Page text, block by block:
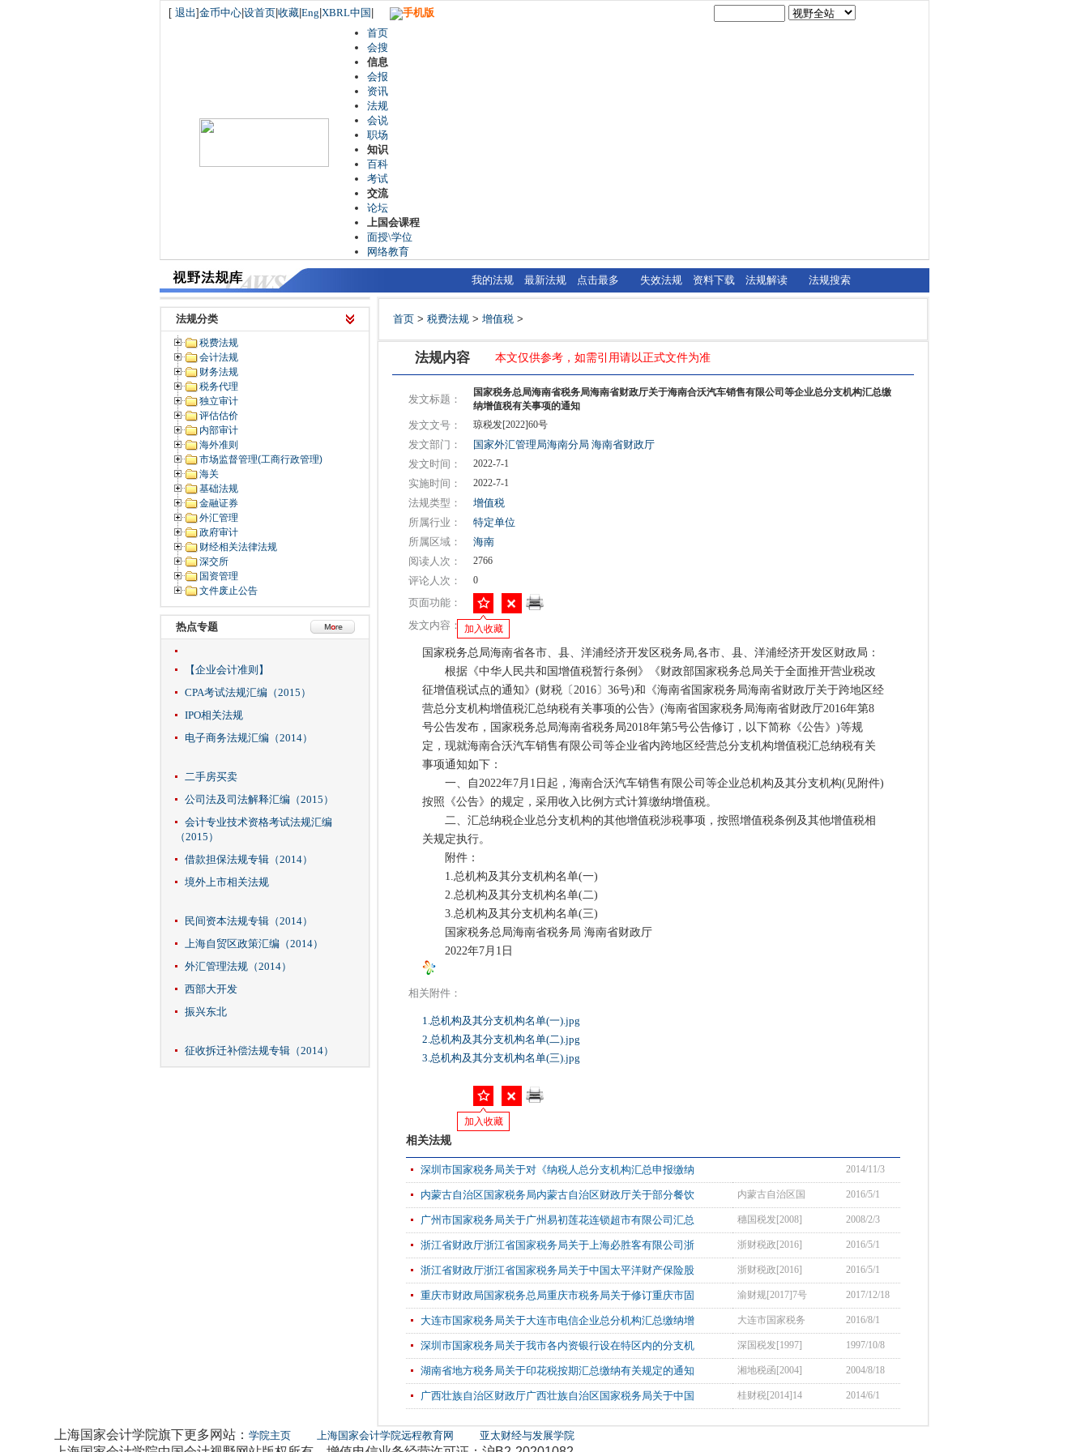
[ 退出]金币中心 设首页 收藏 Eng XBRL中国
手机版
首页
会搜
信息
会报
资讯
法规
会说
职场
知识
百科
考试
交流
论坛
上国会课程
面授\学位
网络教育
我的法规 最新法规 点击最多 失效法规 资料下载 法规解读 法规搜索
法规分类
税费法规
会计法规
财务法规
税务代理
独立审计
评估估价
内部审计
海外准则
市场监督管理(工商行政管理)
海关
基础法规
金融证券
外汇管理
政府审计
财经相关法律法规
深交所
国资管理
文件废止公告
热点专题
【企业会计准则】
CPA考试法规汇编（2015）
IPO相关法规
电子商务法规汇编（2014）
二手房买卖
公司法及司法解释汇编（2015）
会计专业技术资格考试法规汇编
（2015）
借款担保法规专辑（2014）
境外上市相关法规
民间资本法规专辑（2014）
上海自贸区政策汇编（2014）
外汇管理法规（2014）
西部大开发
振兴东北
征收拆迁补偿法规专辑（2014）
首页 > 税费法规 > 增值税 >
法规内容 本文仅供参考，如需引用请以正式文件为准
发文标题：
国家税务总局海南省税务局海南省财政厅关于海南合沃汽车销售有限公司等企业总分支机构汇总缴
纳增值税有关事项的通知
发文文号： 琼税发[2022]60号
发文部门： 国家外汇管理局海南分局 海南省财政厅
发文时间：
2022-7-1
实施时间： 2022-7-1
法规类型：
增值税
所属行业：
特定单位
所属区域：
海南
阅读人次：
2766
评论人次： 0
页面功能：
加入收藏
发文内容：
国家税务总局海南省各市、县、洋浦经济开发区税务局,各市、县、洋浦经济开发区财政局：
根据《中华人民共和国增值税暂行条例》《财政部国家税务总局关于全面推开营业税改
征增值税试点的通知》(财税〔2016〕36号)和《海南省国家税务局海南省财政厅关于跨地区经
营总分支机构增值税汇总纳税有关事项的公告》(海南省国家税务局海南省财政厅2016年第8
号公告发布，国家税务总局海南省税务局2018年第5号公告修订，以下简称《公告》)等规
定，现就海南合沃汽车销售有限公司等企业省内跨地区经营总分支机构增值税汇总纳税有关
事项通知如下：
一、自2022年7月1日起，海南合沃汽车销售有限公司等企业总机构及其分支机构(见附件)
按照《公告》的规定，采用收入比例方式计算缴纳增值税。
二、汇总纳税企业总分支机构的其他增值税涉税事项，按照增值税条例及其他增值税相
关规定执行。
附件：
1.总机构及其分支机构名单(一)
2.总机构及其分支机构名单(二)
3.总机构及其分支机构名单(三)
国家税务总局海南省税务局 海南省财政厅
2022年7月1日
相关附件：
1.总机构及其分支机构名单(一).jpg
2.总机构及其分支机构名单(二).jpg
3.总机构及其分支机构名单(三).jpg
加入收藏
相关法规
深圳市国家税务局关于对《纳税人总分支机构汇总申报缴纳 2014/11/3
内蒙古自治区国家税务局内蒙古自治区财政厅关于部分餐饮 内蒙古自治区国 2016/5/1
广州市国家税务局关于广州易初莲花连锁超市有限公司汇总 穗国税发[2008] 2008/2/3
浙江省财政厅浙江省国家税务局关于上海必胜客有限公司浙 浙财税政[2016] 2016/5/1
浙江省财政厅浙江省国家税务局关于中国太平洋财产保险股 浙财税政[2016] 2016/5/1
重庆市财政局国家税务总局重庆市税务局关于修订重庆市固 渝财规[2017]7号 2017/12/18
大连市国家税务局关于大连市电信企业总分机构汇总缴纳增 大连市国家税务 2016/8/1
深圳市国家税务局关于我市各内资银行设在特区内的分支机 深国税发[1997] 1997/10/8
湖南省地方税务局关于印花税按期汇总缴纳有关规定的通知 湘地税函[2004] 2004/8/18
广西壮族自治区财政厅广西壮族自治区国家税务局关于中国 桂财税[2014]14 2014/6/1
上海国家会计学院旗下更多网站： 学院主页 上海国家会计学院远程教育网 亚太财经与发展学院